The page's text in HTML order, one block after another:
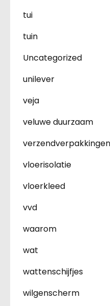
tui
tuin
Uncategorized
unilever
veja
veluwe duurzaam
verzendverpakkingen
vloerisolatie
vloerkleed
vvd
waarom
wat
wattenschijfjes
wilgenscherm